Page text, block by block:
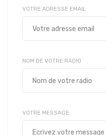
VOTRE ADRESSE EMAIL
NOM DE VOTRE RADIO
VOTRE MESSAGE